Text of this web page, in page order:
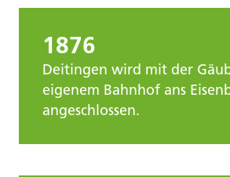
1876
Deitingen wird mit der
eigenem Bahnhof ans
angeschlossen.